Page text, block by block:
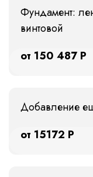
Фундамент:
винтовой
от 150 487 Р
Добавление
от 15172 Р